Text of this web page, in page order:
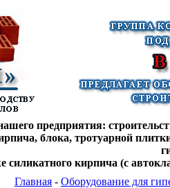
предприятия:
блока, тротуарной
силикатного кирпича (с
Главная - Оборудование для